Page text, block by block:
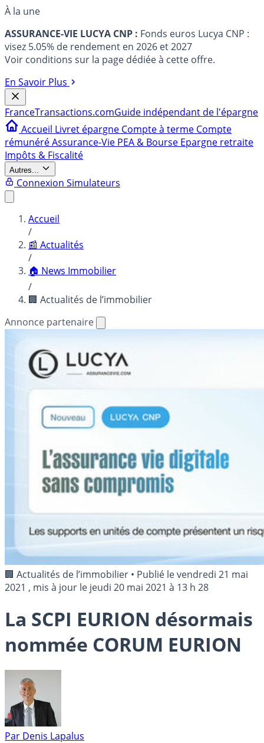
À la une
ASSURANCE-VIE LUCYA CNP : Fonds euros Lucya CNP :
visez 5.05% de rendement en 2026 et 2027
Voir conditions sur la page dédiée à cette offre.
En Savoir Plus
FranceTransactions.comGuide indépendant de l'épargne
Accueil Livret épargne Compte à terme Compte
rémunéréAssurance-Vie PEA & Bourse Epargne retraite
Impôts & Fiscalité
Autres...
Connexion Simulateurs
Accueil
/
📰 Actualités
/
🏠 News Immobilier
/
🏢 Actualités de l’immobilier
Annonce partenaire
🏢 Actualités de l’immobilier • Publié levendredi 21 mai
2021 , mis à jour le jeudi 20 mai 2021 à 13 h 28
La SCPI EURION désormais
nommée CORUM EURION
Par Denis Lapalus